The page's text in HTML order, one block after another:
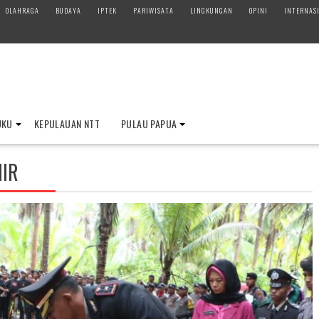
OLAHRAGA BUDAYA IPTEK PARIWISATA LINGKUNGAN OPINI
KEPULAUAN NTT PULAU PAPUA